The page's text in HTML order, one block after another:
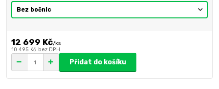
12 699 Kč/ks
10 495 Kč bez DPH
Přidat do košíku